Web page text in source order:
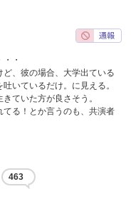
・
、彼の場合、大学出ている
いているだけ。に見える。
ていた方が良さそう。
てる！とか言うのも、共演者
463